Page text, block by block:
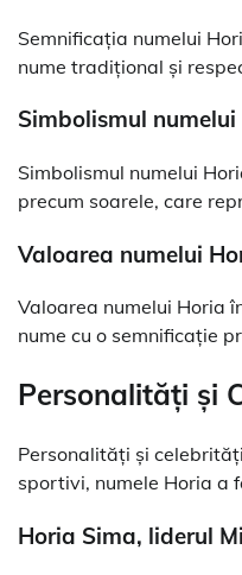
Semnificația numelui
nume tradițional și
Simbolismul
Simbolismul numelui
precum soarele, care
Valoarea numelui
Valoarea numelui Horia
nume cu o semnificație
Personalități și
Personalități și
sportivi, numele Horia a
Horia Sima, liderul